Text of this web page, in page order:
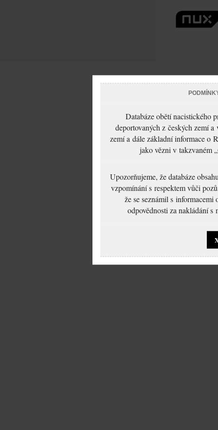
Databáze obětí nacistického
deportovaných z českých zemí
zemí a dále základní informace o
jako vězni v takzvaném
Upozorňujeme, že databáze
vzpomínání s respektem vůči
že se seznámil s
odpovědnosti za nakládání